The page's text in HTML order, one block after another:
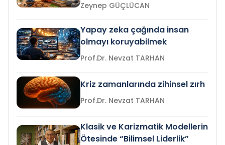
Zeynep GÜÇLÜCAN
Yapay zeka çağında insan
olmayı koruyabilmek
Prof.Dr. Nevzat TARHAN
Kriz zamanlarında zihinsel zırh
Prof.Dr. Nevzat TARHAN
Klasik ve Karizmatik Modellerin
Ötesinde “Bilimsel Liderlik”